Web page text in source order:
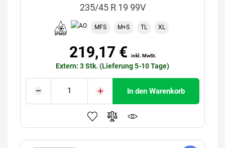
235/45 R 19 99V
MFS M+S TL XL
219,17 € inkl. MwSt.
Extern: 3 Stk. (Lieferung 5-10 Tage)
In den Warenkorb